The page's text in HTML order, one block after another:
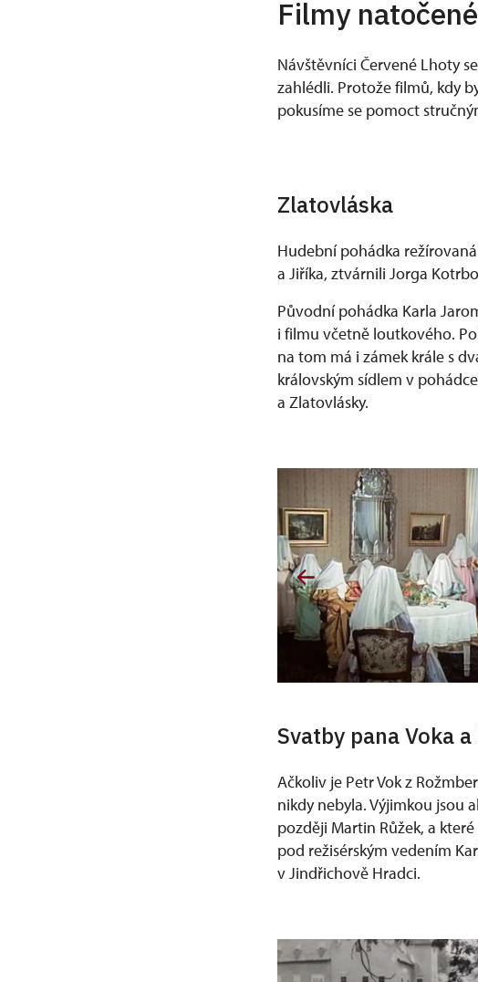
Filmy
Návštěvníci Červené Lhoty
zahlédli. Protože filmů, kdy
pokusíme se pomoct
Zlatovláska
Hudební pohádka
a Jiříka, ztvárnili Jorga
Původní pohádka Karla
i filmu včetně loutkového.
na tom má i zámek krále s
královským sídlem v
a Zlatovlásky.
Svatby pana Voka
Ačkoliv je Petr Vok z
nikdy nebyla. Výjimkou jsou
později Martin Růžek, a
pod režisérským vedením
v Jindřichově Hradci.